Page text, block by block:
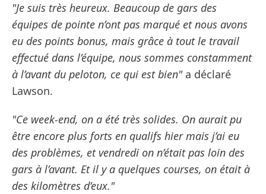
"Je suis très heureux. Beaucoup de gars des
équipes de pointe n’ont pas marqué et nous avons
eu des points bonus, mais grâce à tout le travail
effectué dans l’équipe, nous sommes constamment
à l’avant du peloton, ce qui est bien"a déclaré
Lawson.
"Ce week-end, on a été très solides. On aurait pu
être encore plus forts en qualifs hier mais j’ai eu
des problèmes, et vendredi on n’était pas loin des
gars à l’avant. Et il y a quelques courses, on était à
des kilomètres d’eux."